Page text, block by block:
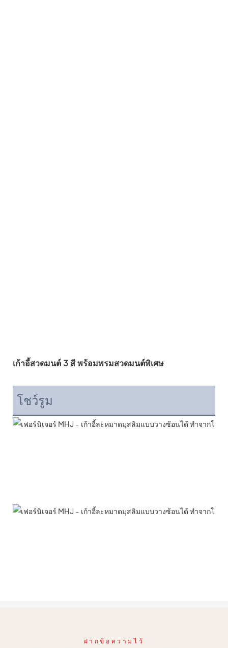
เก้าอี้สวดมนต์ 3 สี พร้อมพรมสวดมนต์พิเศษ
โชว์รูม
ฝากข้อความไว้